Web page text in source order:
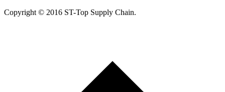
Copyright © 2016 ST-Top Supply Chain.